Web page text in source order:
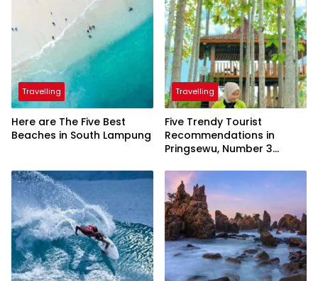
Travelling
Here are The Five Best
Beaches in South Lampung
Travelling
Five Trendy Tourist
Recommendations in
Pringsewu, Number 3
President